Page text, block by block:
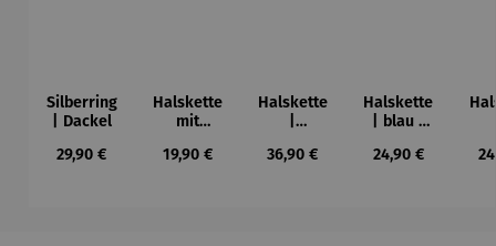
Silberring
| Dackel
Regulärer Preis:
29,90 €
Halskette
mit
Charm
Regulärer Preis:
19,90 €
Halskette
|
m
Regulärer Preis:
36,90 €
Halskette
| blau |
innicht
Regulärer Preis:
24,90 €